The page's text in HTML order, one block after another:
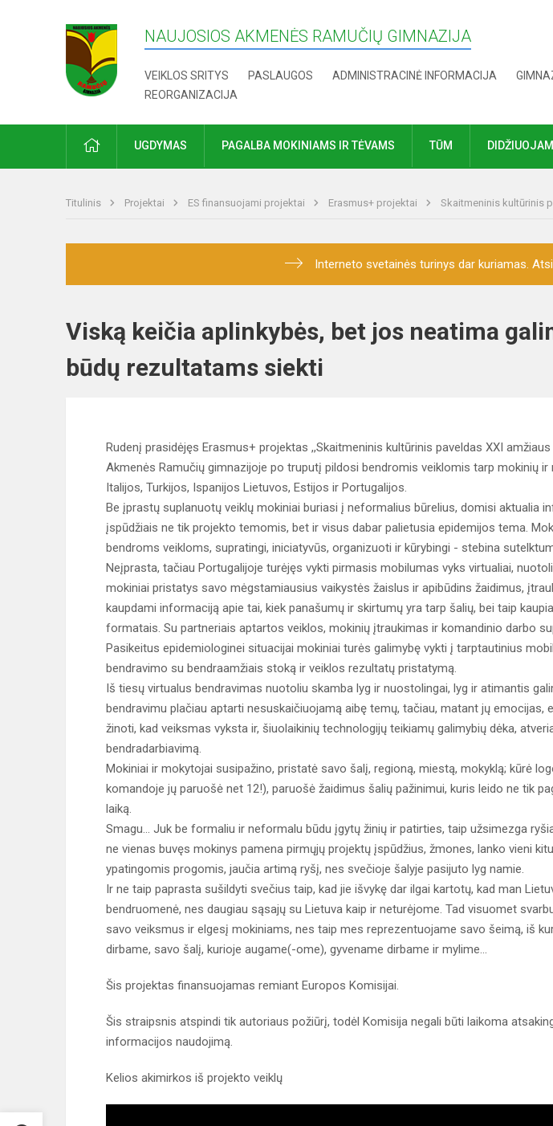
NAUJOSIOS AKMENĖS RAMUČIŲ GIMNAZIJA
VEIKLOS SRITYS PASLAUGOS ADMINISTRACINĖ INFORMACIJA
REORGANIZACIJA
PRADŽIAUGDYMAS PAGALBA MOKINIAMS IR TĖVAMS TŪM
Titulinis Projektai ES finansuojami projektai Erasmus+ projektai Skaitmeninis kultūrinis
Interneto svetainės turinys dar kuriamas.
Viską keičia aplinkybės, bet jos neatima
būdų rezultatams siekti
Rudenį prasidėjęs Erasmus+ projektas ,,Skaitmeninis kultūrinis paveldas XXI
Akmenės Ramučių gimnazijoje po truputį pildosi bendromis veiklomis tarp mokinių
Italijos, Turkijos, Ispanijos Lietuvos, Estijos ir Portugalijos.
Be įprastų suplanuotų veiklų mokiniai buriasi į neformalius būrelius, domisi aktualia
įspūdžiais ne tik projekto temomis, bet ir visus dabar palietusia epidemijos tema.
bendroms veikloms, supratingi, iniciatyvūs, organizuoti ir kūrybingi - stebina
Neįprasta, tačiau Portugalijoje turėjęs vykti pirmasis mobilumas vyks virtualiai,
mokiniai pristatys savo mėgstamiausius vaikystės žaislus ir apibūdins žaidimus,
kaupdami informaciją apie tai, kiek panašumų ir skirtumų yra tarp šalių, bei taip
formatais. Su partneriais aptartos veiklos, mokinių įtraukimas ir komandinio darbo
Pasikeitus epidemiologinei situacijai mokiniai turės galimybę vykti į tarptautinius
bendravimo su bendraamžiais stoką ir veiklos rezultatų pristatymą.
Iš tiesų virtualus bendravimas nuotoliu skamba lyg ir nuostolingai, lyg ir atimantis
bendravimu plačiau aptarti nesuskaičiuojamą aibę temų, tačiau, matant jų emocijas,
žinoti, kad veiksmas vyksta ir, šiuolaikinių technologijų teikiamų galimybių dėka,
bendradarbiavimą.
Mokiniai ir mokytojai susipažino, pristatė savo šalį, regioną, miestą, mokyklą; kūrė
komandoje jų paruošė net 12!), paruošė žaidimus šalių pažinimui, kuris leido ne tik
laiką.
Smagu... Juk be formaliu ir neformalu būdu įgytų žinių ir patirties, taip užsimezga
ne vienas buvęs mokinys pamena pirmųjų projektų įspūdžius, žmones, lanko vieni
ypatingomis progomis, jaučia artimą ryšį, nes svečioje šalyje pasijuto lyg namie.
Ir ne taip paprasta sušildyti svečius taip, kad jie išvykę dar ilgai kartotų, kad man
bendruomenė, nes daugiau sąsajų su Lietuva kaip ir neturėjome. Tad visuomet
savo veiksmus ir elgesį mokiniams, nes taip mes reprezentuojame savo šeimą, iš
dirbame, savo šalį, kurioje augame(-ome), gyvename dirbame ir mylime...
Šis projektas finansuojamas remiant Europos Komisijai.
Šis straipsnis atspindi tik autoriaus požiūrį, todėl Komisija negali būti laikoma
informacijos naudojimą.
Kelios akimirkos iš projekto veiklų